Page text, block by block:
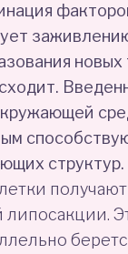
структур.